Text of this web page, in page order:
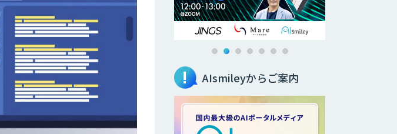
AIsmileyからご案内